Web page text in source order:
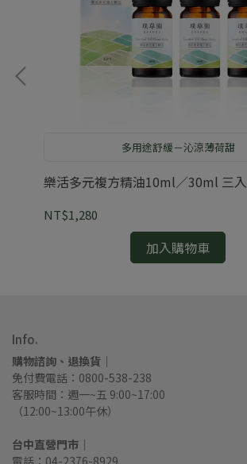
多用途舒緩－沁涼薄荷甜
樂活多元複方精油10ml／30ml 三入
NT$1,280
加入購物車
Info.
購物諮詢、退換貨｜
免付費電話：0800-538-238
客服時間：週一~五 9:00~17:00
（12:00~13:00午休）
台中直營門市｜